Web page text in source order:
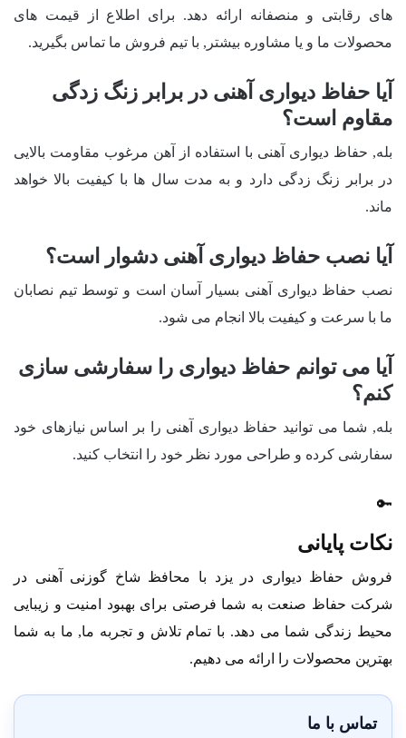
های رقابتی و منصفانه ارائه دهد. برای اطلاع از قیمت های
محصولات ما و یا مشاوره بیشتر, با تیم فروش ما تماس بگیرید.
آیا حفاظ دیواری آهنی در برابر زنگ زدگی
مقاوم است؟
بله, حفاظ دیواری آهنی با استفاده از آهن مرغوب مقاومت بالایی
در برابر زنگ زدگی دارد و به مدت سال ها با کیفیت بالا خواهد
ماند.
آیا نصب حفاظ دیواری آهنی دشوار است؟
نصب حفاظ دیواری آهنی بسیار آسان است و توسط تیم نصابان
ما با سرعت و کیفیت بالا انجام می شود.
آیا می توانم حفاظ دیواری را سفارشی سازی
کنم؟
بله, شما می توانید حفاظ دیواری آهنی را بر اساس نیازهای خود
سفارشی کرده و طراحی مورد نظر خود را انتخاب کنید.
🔑
نکات پایانی
فروش حفاظ دیواری در یزد با محافظ شاخ گوزنی آهنی در
شرکت حفاظ صنعت به شما فرصتی برای بهبود امنیت و زیبایی
محیط زندگی شما می دهد. با تمام تلاش و تجربه ما, ما به شما
بهترین محصولات را ارائه می دهیم.
تماس با ما